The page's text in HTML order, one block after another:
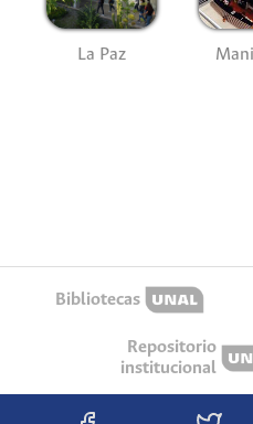
La Paz
Bibliotecas
Repositorio
institucional